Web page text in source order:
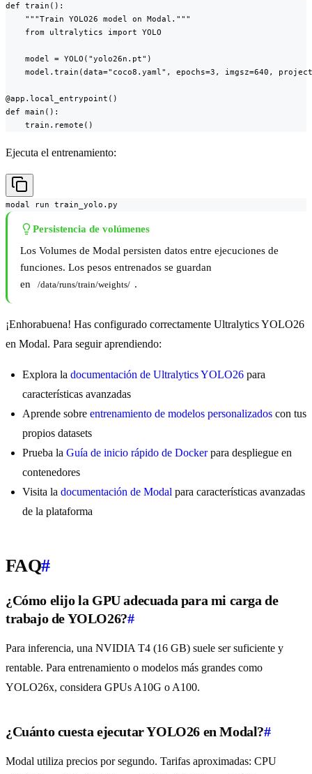
def train():
    """Train YOLO26 model on Modal."""
    from ultralytics import YOLO
    model = YOLO("yolo26n.pt")
model.train(data="coco8.yaml", epochs=3, imgsz=640,
@app.local_entrypoint()
def main():
    train.remote()
Ejecuta el entrenamiento:
modal run train_yolo.py
Persistencia de volúmenes
Los Volumes de Modal persisten datos entre ejecuciones de
funciones. Los pesos entrenados se guardan
en
/data/runs/train/weights/ .
¡Enhorabuena! Has configurado correctamente Ultralytics YOLO26
en Modal. Para seguir aprendiendo:
Explora la documentación de Ultralytics YOLO26 para
características avanzadas
Aprende sobre entrenamiento de modelos personalizados con tus
propios datasets
Prueba la Guía de inicio rápido de Dockerpara despliegue en
contenedores
Visita la documentación de Modal para características avanzadas
de la plataforma
FAQ#
¿Cómo elijo la GPU adecuada para mi carga de
trabajo de YOLO26?#
Para inferencia, una NVIDIA T4 (16 GB) suele ser suficiente y
rentable. Para entrenamiento o modelos más grandes como
YOLO26x, considera GPUs A10G o A100.
¿Cuánto cuesta ejecutar YOLO26 en Modal?#
Modal utiliza precios por segundo. Tarifas aproximadas: CPU